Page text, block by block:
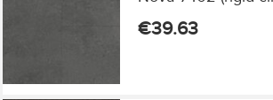
€39.63